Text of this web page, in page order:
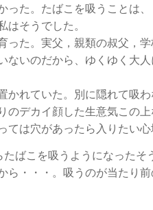
った。たばこを吸うことは
はそうでした。
った。実父，親類の叔父，
ないのだから、ゆくゆく大
かれていた。別に隠れて吸
のデカイ顔した生意気この
は穴があったら入りたい心
ばこを吸うようになったそ
ら・・・。吸うのが当たり